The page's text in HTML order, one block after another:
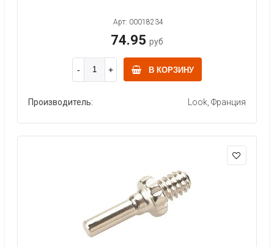
Арт: 00018234
74.95 руб
В КОРЗИНУ
Производитель: Look, Франция